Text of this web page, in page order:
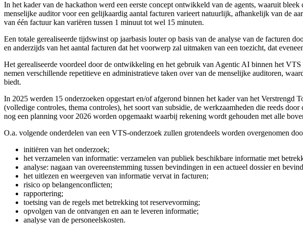
In het kader van de hackathon werd een eerste concept ontwikkeld van de agents, waaruit
menselijke auditor voor een gelijkaardig aantal facturen varieert natuurlijk, afhankelijk van de
van één factuur kan variëren tussen 1 minuut tot wel 15 minuten.
Een totale gerealiseerde tijdswinst op jaarbasis louter op basis van de analyse van de
en anderzijds van het aantal facturen dat het voorwerp zal uitmaken van een toezicht, dat
Het gerealiseerde voordeel door de ontwikkeling en het gebruik van Agentic AI binnen het
nemen verschillende repetitieve en administratieve taken over van de menselijke auditoren,
biedt.
In 2025 werden 15 onderzoeken opgestart en/of afgerond binnen het kader van het
(volledige controles, thema controles), het soort van subsidie, de werkzaamheden die reeds
nog een planning voor 2026 worden opgemaakt waarbij rekening wordt gehouden met alle
O.a. volgende onderdelen van een VTS-onderzoek zullen grotendeels worden overgenomen
initiëren van het onderzoek;
het verzamelen van informatie: verzamelen van publiek beschikbare informatie met
analyse: nagaan van overeenstemming tussen bevindingen in een actueel dossier en
het uitlezen en weergeven van informatie vervat in facturen;
risico op belangenconflicten;
rapportering;
toetsing van de regels met betrekking tot reservevorming;
opvolgen van de ontvangen en aan te leveren informatie;
analyse van de personeelskosten.